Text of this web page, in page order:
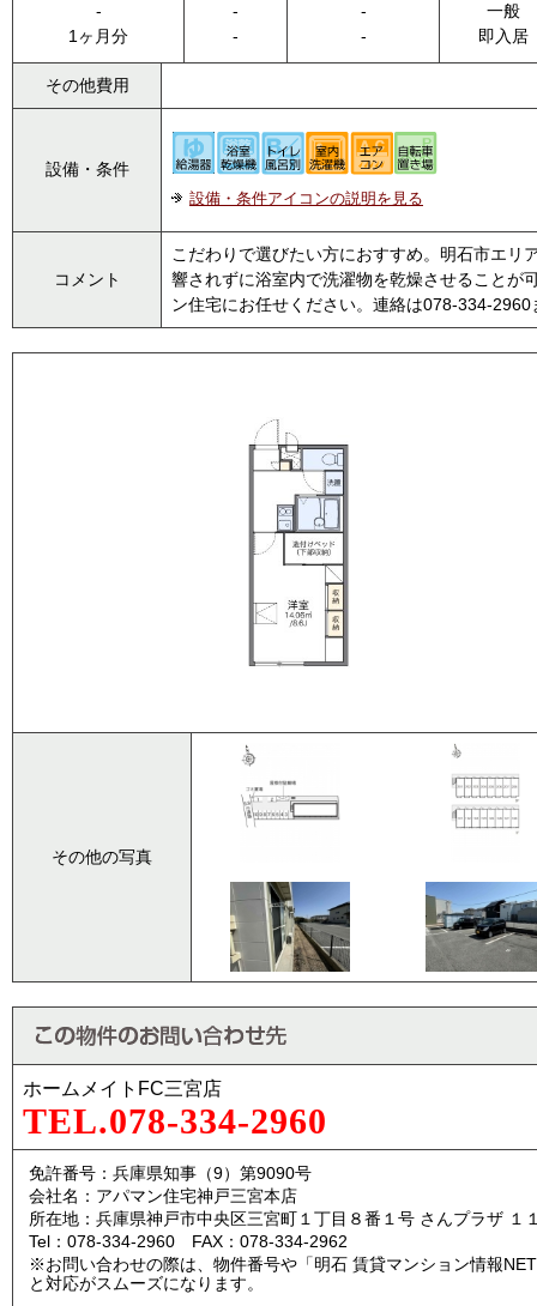
-
1ヶ月分
-
-
-
-
一般
即入居
その他費用
設備・条件
設備・条件アイコンの説明を見る
コメント
こだわりで選びたい方におすすめ。明石市エリ
響されずに浴室内で洗濯物を乾燥させることが
ン住宅にお任せください。連絡は078-334-
その他の写真
ホームメイトFC三宮店
TEL.078-334-2960
免許番号：兵庫県知事（9）第9090号
会社名：アパマン住宅神戸三宮本店
所在地：兵庫県神戸市中央区三宮町１丁目８番１号 さんプラザ １
Tel：078-334-2960 FAX：078-334-2962
※お問い合わせの際は、物件番号や「明石 賃貸マンション情報
と対応がスムーズになります。